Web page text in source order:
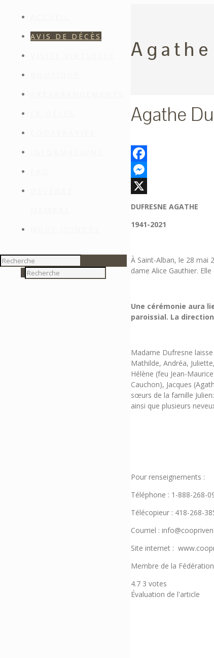
AVIS DE DÉCÈS
Agathe
Facebook
Messenger
X
DUFRESNE AGATHE
1941-2021
À Saint-Alban, le 28 mai
dame Alice Gauthier.
Une cérémonie aura
paroissial. La
Madame Dufresne
Mathilde, Andréa,
Hélène (feu Jean-
Cauchon), Jacques
sœurs de la famille
ainsi que plusieurs
Pour renseignements :
Téléphone : 1-888-268-
Télécopieur : 418-268-
Courriel :
Site internet :
Membre de la
4.7 3 votes
Évaluation de l'article